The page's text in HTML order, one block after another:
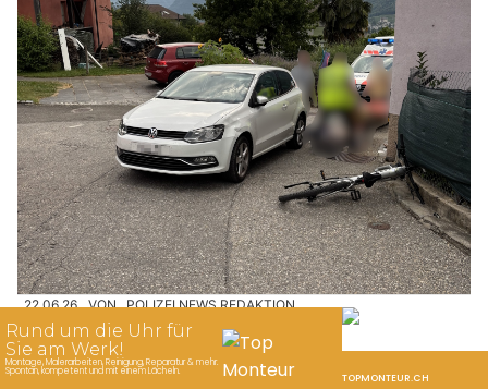
22.06.26 VON POLIZEI.NEWS REDAKTION
Am Sonntagabend ist es in Roveredo zu einer Kollision
zwischen einem Personenwagen und einem Fahrradfahrer
gekommen.